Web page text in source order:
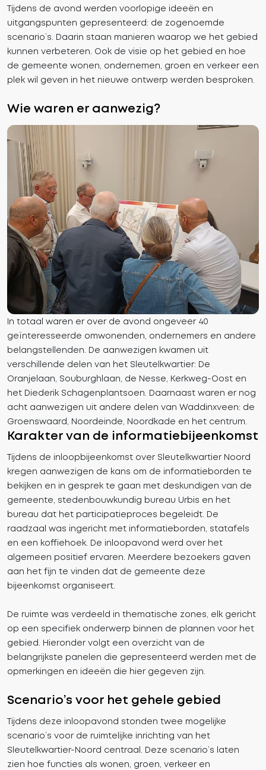
Tijdens de avond werden voorlopige ideeën en
uitgangspunten gepresenteerd: de zogenoemde
scenario’s. Daarin staan manieren waarop we het gebied
kunnen verbeteren. Ook de visie op het gebied en hoe
de gemeente wonen, ondernemen, groen en verkeer een
plek wil geven in het nieuwe ontwerp werden besproken.
Wie waren er aanwezig?
In totaal waren er over de avond ongeveer 40
geïnteresseerde omwonenden, ondernemers en andere
belangstellenden. De aanwezigen kwamen uit
verschillende delen van het Sleutelkwartier: De
Oranjelaan, Souburghlaan, de Nesse, Kerkweg-Oost en
het Diederik Schagenplantsoen. Daarnaast waren er nog
acht aanwezigen uit andere delen van Waddinxveen: de
Groenswaard, Noordeinde, Noordkade en het centrum.
Karakter van de informatiebijeenkomst
Tijdens de inloopbijeenkomst over Sleutelkwartier Noord
kregen aanwezigen de kans om de informatieborden te
bekijken en in gesprek te gaan met deskundigen van de
gemeente, stedenbouwkundig bureau Urbis en het
bureau dat het participatieproces begeleidt. De
raadzaal was ingericht met informatieborden, statafels
en een koffiehoek. De inloopavond werd over het
algemeen positief ervaren. Meerdere bezoekers gaven
aan het fijn te vinden dat de gemeente deze
bijeenkomst organiseert.
De ruimte was verdeeld in thematische zones, elk gericht
op een specifiek onderwerp binnen de plannen voor het
gebied. Hieronder volgt een overzicht van de
belangrijkste panelen die gepresenteerd werden met de
opmerkingen en ideeën die hier gegeven zijn.
Scenario’s voor het gehele gebied
Tijdens deze inloopavond stonden twee mogelijke
scenario’s voor de ruimtelijke inrichting van het
Sleutelkwartier-Noord centraal. Deze scenario’s laten
zien hoe functies als wonen, groen, verkeer en